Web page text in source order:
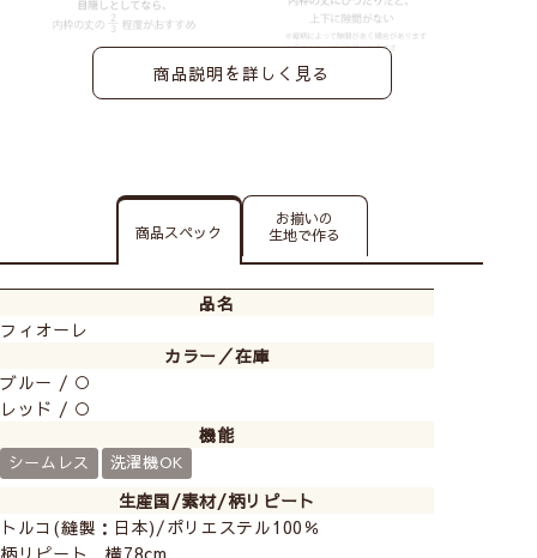
商品説明を詳しく見る
商品スペック
お揃いの
生地で作る
品名
フィオーレ
カラー／在庫
ブルー / ○
レッド / ○
機能
シームレス 洗濯機OK
生産国/素材/柄リピート
トルコ(縫製：日本)/ポリエステル100％